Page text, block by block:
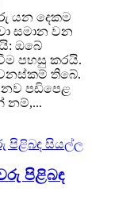
යන දෙකම
සමාන වන
ඔබේ
පහසු කරයි.
තිබේ.
නව පඩිපෙළ
නම්,...
පිළිබඳ